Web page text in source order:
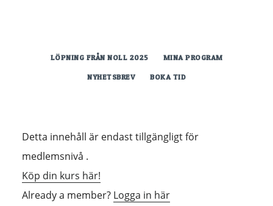
LÖPNING FRÅN NOLL 2025 MINA PROGRAM
NYHETSBREV BOKA TID
Detta innehåll är endast tillgängligt för
medlemsnivå .
Köp din kurs här!
Already a member? Logga in här